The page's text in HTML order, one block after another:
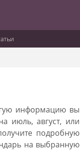
информацию вы
июль, август, или
подробную
на выбранную